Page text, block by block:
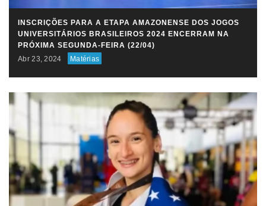
INSCRIÇÕES PARA A ETAPA AMAZONENSE DOS JOGOS
UNIVERSITÁRIOS BRASILEIROS 2024 ENCERRAM NA
PRÓXIMA SEGUNDA-FEIRA (22/04)
Abr 23, 2024
Matérias